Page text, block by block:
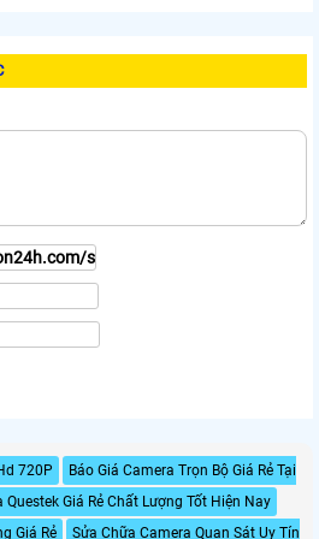
720P
Báo Giá Camera Trọn Bộ Giá Rẻ Tại
Giá Rẻ Chất Lượng Tốt Hiện Nay
Giá Rẻ
Sửa Chữa Camera Quan Sát Uy Tín